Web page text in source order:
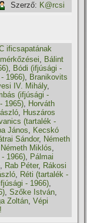
Szerző: K@rcsi
ificsapatának
, Bálint
, Bódi (ifjúsági -
1966), Branikovits
IV. Mihály,
(ifjúsági -
1965), Horváth
, Huszáros
(tartalék -
János, Kecskó
Sándor, Németh
Németh Miklós,
1966), Pálmai
, Rab Péter, Rákosi
, Réti (tartalék -
- 1966),
,Szőke István,
Zoltán,Vépi